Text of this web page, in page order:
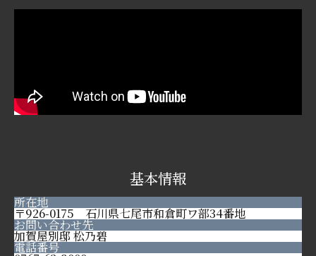
基本情報
所在地
〒926-0175 石川県七尾市和倉町ワ部34番地
お問い合わせ先
加賀屋別邸 松乃碧
電話番号